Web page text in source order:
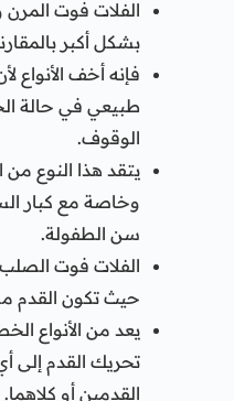
الفلات فوت المرن
بشكل أكبر
فإنه أخف
طبيعي في حالة
الوقوف.
يتقد هذا النوع
وخاصة مع كبار
سن الطفولة.
الفلات فوت
حيث تكون القدم
يعد من الأنواع
تحريك القدم إلى
القدمين أو كلاهما.